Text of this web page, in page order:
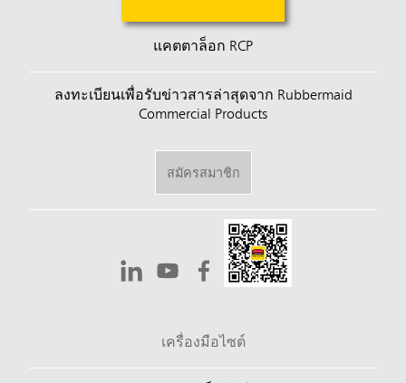
แคตตาล็อก RCP
ลงทะเบียนเพื่อรับข่าวสารล่าสุดจาก Rubbermaid
Commercial Products
สมัครสมาชิก
เครื่องมือไซต์